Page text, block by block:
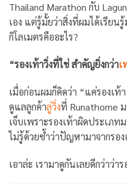
Thailand Marathon กับ
เอง แต่รู้มั้ยว่าสิ่งที่ผมได้เรียน
กิโลเมตรคืออะไร?
“รองเท้าวิ่งที่ใช่ สำคัญยิ่งกว่าเ
เมื่อก่อนผมก็คิดว่า “แค่รองเท้
ดูแลลูกค้าลู่วิ่งที่ Runathome
เจ็บเพราะรองเท้าผิดประเภ
ไม่รู้ด้วยซ้ำว่าปัญหามาจากรอง
เอาล่ะ เรามาดูกันเลยดีกว่าว่